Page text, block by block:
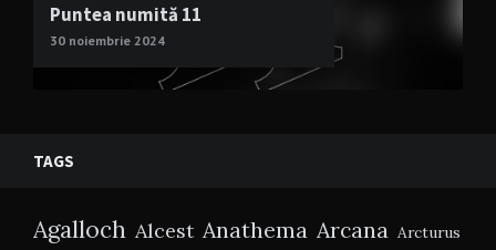
Puntea numită 11
30 noiembrie 2024
TAGS
Agalloch Alcest Anathema Arcana Arcturus